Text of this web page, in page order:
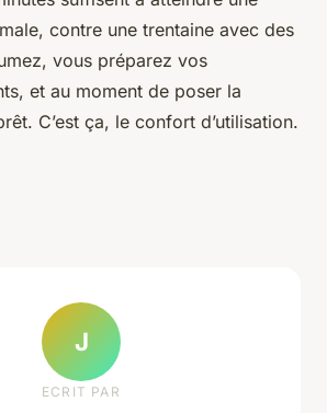
contre une trentaine avec des
vous préparez vos
et au moment de poser la
C’est ça, le confort d’utilisation.
J
ECRIT PAR